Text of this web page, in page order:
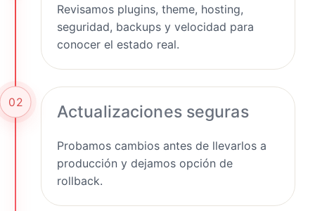
Revisamos plugins, theme, hosting,
seguridad, backups y velocidad para
conocer el estado real.
02 Actualizaciones seguras
Probamos cambios antes de llevarlos a
producción y dejamos opción de
rollback.